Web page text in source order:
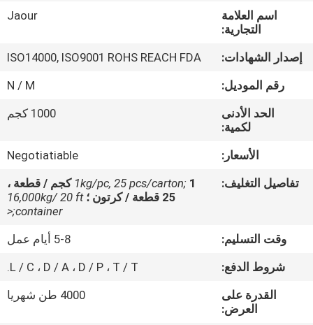
جولة
المصنع
مراقبة
الجودة
اتصل
أخبار
القضايا
اسم العلامة
التجارية:
Jaour
إصدار الشهادات:
ISO14000, ISO9001 ROHS REACH FDA
رقم الموديل:
N / M
الحد الأدنى
لكمية:
1000 كجم
الأسعار:
Negotiatiable
تفاصيل التغليف:
1kg/pc, 25 pcs/carton; 1 كجم / قطعة ،
25 قطعة / كرتون ؛
16,000kg/ 20 ft
container;<
وقت التسليم:
5-8 أيام عمل
شروط الدفع:
L / C ، D / A ، D / P ، T / T.
القدرة على
العرض:
4000 طن شهريا